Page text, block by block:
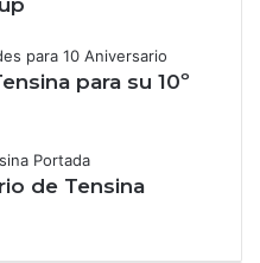
para su 10º
de Tensina